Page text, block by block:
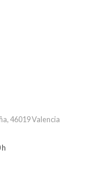
46019 Valencia
h